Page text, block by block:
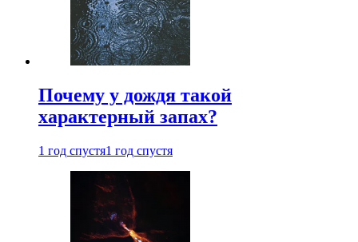
Почему у дождя такой
характерный запах?
1 год спустя1 год спустя